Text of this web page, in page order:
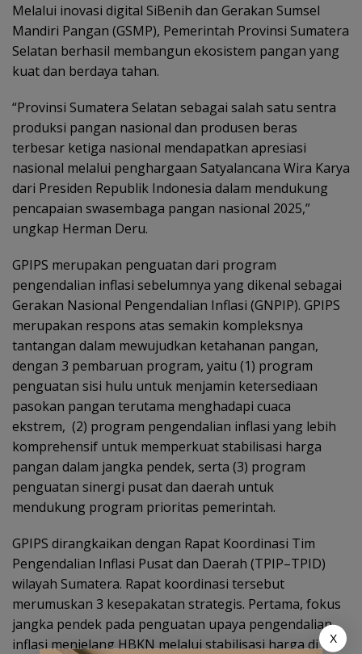
Melalui inovasi digital SiBenih dan Gerakan Sumsel
Mandiri Pangan (GSMP), Pemerintah Provinsi Sumatera
Selatan berhasil membangun ekosistem pangan yang
kuat dan berdaya tahan.
“Provinsi Sumatera Selatan sebagai salah satu sentra
produksi pangan nasional dan produsen beras
terbesar ketiga nasional mendapatkan apresiasi
nasional melalui penghargaan Satyalancana Wira Karya
dari Presiden Republik Indonesia dalam mendukung
pencapaian swasembaga pangan nasional 2025,”
ungkap Herman Deru.
GPIPS merupakan penguatan dari program
pengendalian inflasi sebelumnya yang dikenal sebagai
Gerakan Nasional Pengendalian Inflasi (GNPIP). GPIPS
merupakan respons atas semakin kompleksnya
tantangan dalam mewujudkan ketahanan pangan,
dengan 3 pembaruan program, yaitu (1) program
penguatan sisi hulu untuk menjamin ketersediaan
pasokan pangan terutama menghadapi cuaca
ekstrem, (2) program pengendalian inflasi yang lebih
komprehensif untuk memperkuat stabilisasi harga
pangan dalam jangka pendek, serta (3) program
penguatan sinergi pusat dan daerah untuk
mendukung program prioritas pemerintah.
GPIPS dirangkaikan dengan Rapat Koordinasi Tim
Pengendalian Inflasi Pusat dan Daerah (TPIP–TPID)
wilayah Sumatera. Rapat koordinasi tersebut
merumuskan 3 kesepakatan strategis. Pertama, fokus
jangka pendek pada penguatan upaya pengendalian
inflasi menjelang HBKN melalui stabilisasi harga di
X